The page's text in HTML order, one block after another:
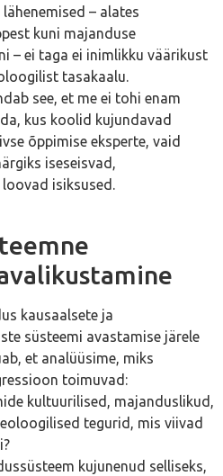
– alates
kuni majanduse
– ei taga ei inimlikku väärikust
tasakaalu.
see, et me ei tohi enam
kus koolid kujundavad
õppimise eksperte, vaid
iseseisvad,
isiksused.
kausaalsete ja
süsteemi avastamise järele
et analüüsime, miks
toimuvad:
kultuurilised, majanduslikud,
tegurid, mis viivad
kujunenud selliseks,